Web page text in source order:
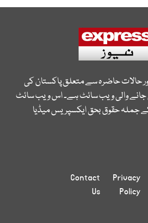
حالات حاضرہ سے متعلق پاکستان کی
والی ویب سائٹ ہے۔ اس ویب سائٹ
کے جملہ حقوق بحق ایکسپریس میڈیا
Privacy
Policy
Contact
Us